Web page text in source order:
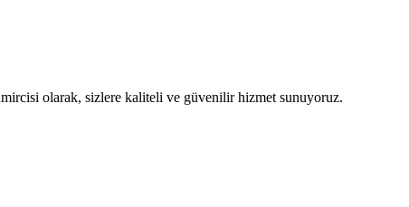
olarak, sizlere kaliteli ve güvenilir hizmet sunuyoruz.